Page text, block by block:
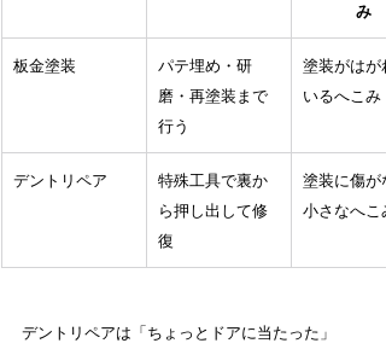
み
板金塗装
パテ埋め・研
磨・再塗装まで
行う
塗装がはが
いるへこみ
デントリペア
特殊工具で裏か
ら押し出して修
復
塗装に傷が
小さなへこ
デントリペアは「ちょっとドアに当たった」